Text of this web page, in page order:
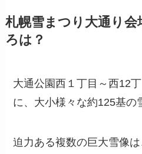
札幌雪まつり大通り会
ろは？
大通公園西１丁目～西12
に、大小様々な約125基の
迫力ある複数の巨大雪像